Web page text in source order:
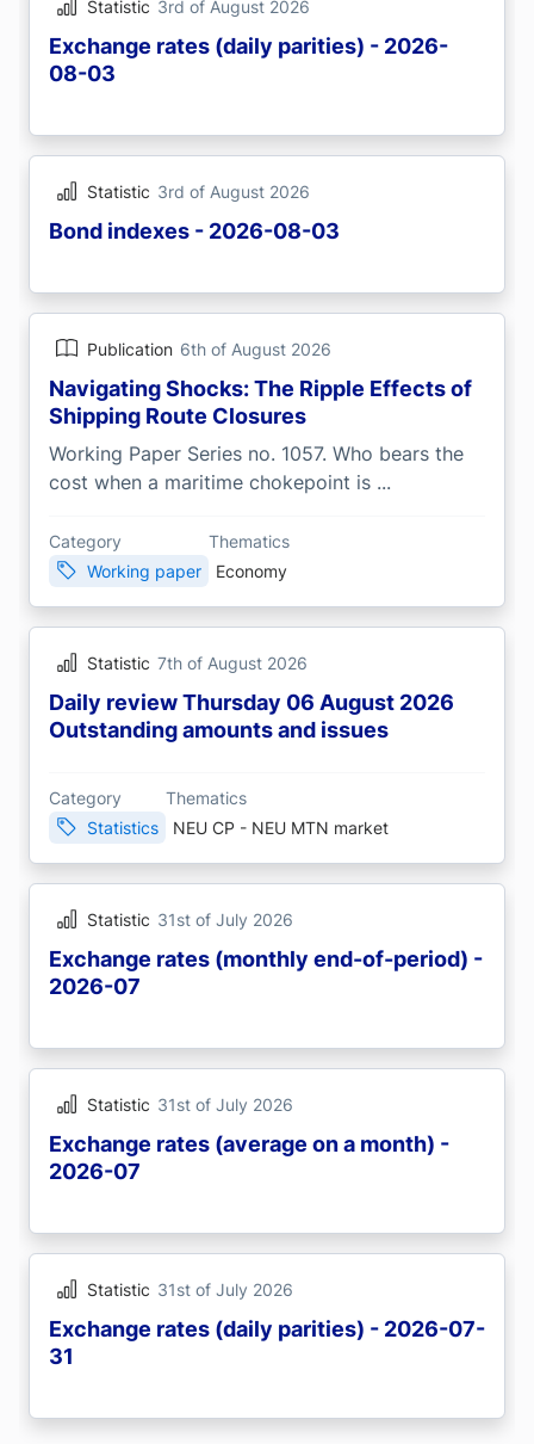
Statistic 3rd of August 2026
Exchange rates (daily parities) - 2026-
08-03
Statistic 3rd of August 2026
Bond indexes - 2026-08-03
Publication 6th of August 2026
Navigating Shocks: The Ripple Effects of
Shipping Route Closures
Working Paper Series no. 1057. Who bears the
cost when a maritime chokepoint is ...
Category
Working paper
Thematics
Economy
Statistic 7th of August 2026
Daily review Thursday 06 August 2026
Outstanding amounts and issues
Category
Statistics
Thematics
NEU CP - NEU MTN market
Statistic 31st of July 2026
Exchange rates (monthly end-of-period) -
2026-07
Statistic 31st of July 2026
Exchange rates (average on a month) -
2026-07
Statistic 31st of July 2026
Exchange rates (daily parities) - 2026-07-
31